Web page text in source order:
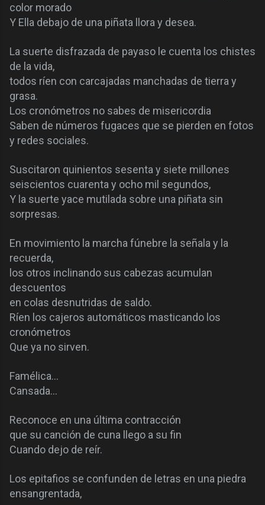
color morado
Y Ella debajo de una piñata llora y desea.
La suerte disfrazada de payaso le cuenta los chistes
de la vida,
todos ríen con carcajadas manchadas de tierra y
grasa.
Los cronómetros no sabes de misericordia
Saben de números fugaces que se pierden en fotos
y redes sociales.
Suscitaron quinientos sesenta y siete millones
seiscientos cuarenta y ocho mil segundos,
Y la suerte yace mutilada sobre una piñata sin
sorpresas.
En movimiento la marcha fúnebre la señala y la
recuerda,
los otros inclinando sus cabezas acumulan
descuentos
en colas desnutridas de saldo.
Ríen los cajeros automáticos masticando los
cronómetros
Que ya no sirven.
Famélica…
Cansada…
Reconoce en una última contracción
que su canción de cuna llego a su fin
Cuando dejo de reír.
Los epitafios se confunden de letras en una piedra
ensangrentada,